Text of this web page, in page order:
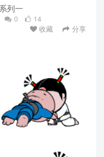
列一
0
14
收藏
分享